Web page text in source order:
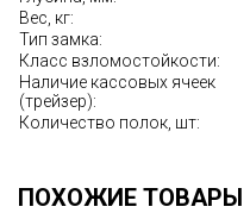
Вес, кг:
Тип замка:
Класс взломостойкости:
Наличие кассовых ячеек
(трейзер):
Количество полок, шт:
ПОХОЖИЕ ТОВАРЫ